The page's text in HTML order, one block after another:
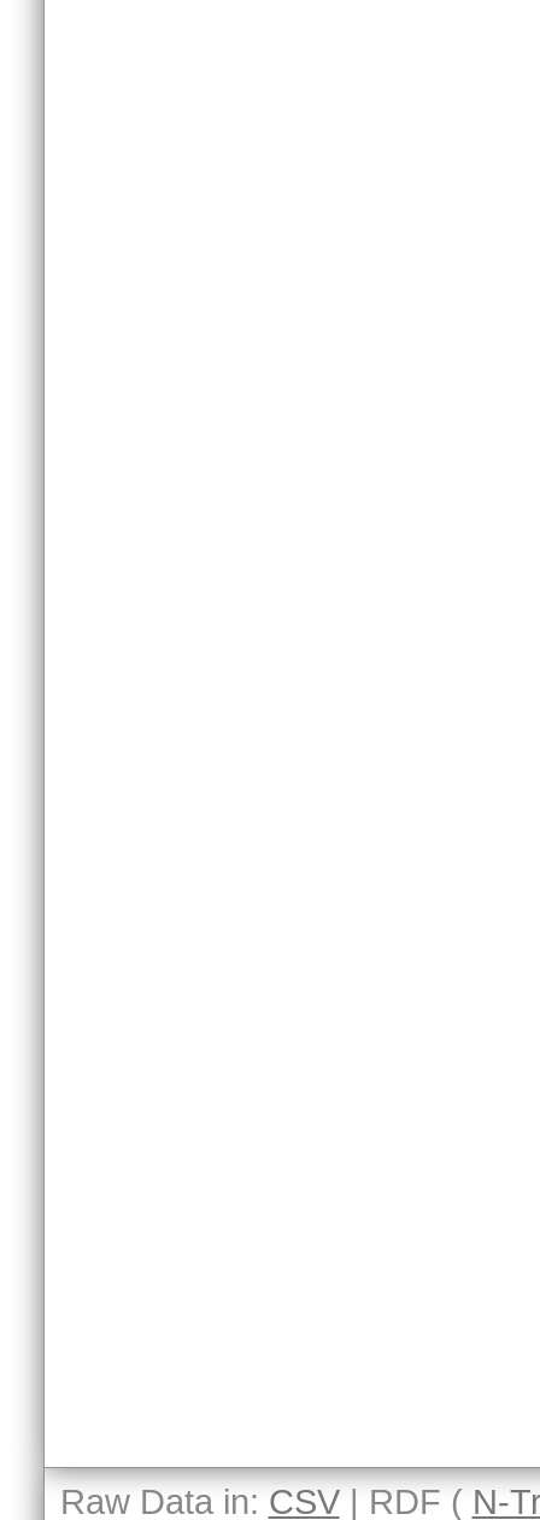
Raw Data in: CSV| RDF ( N-